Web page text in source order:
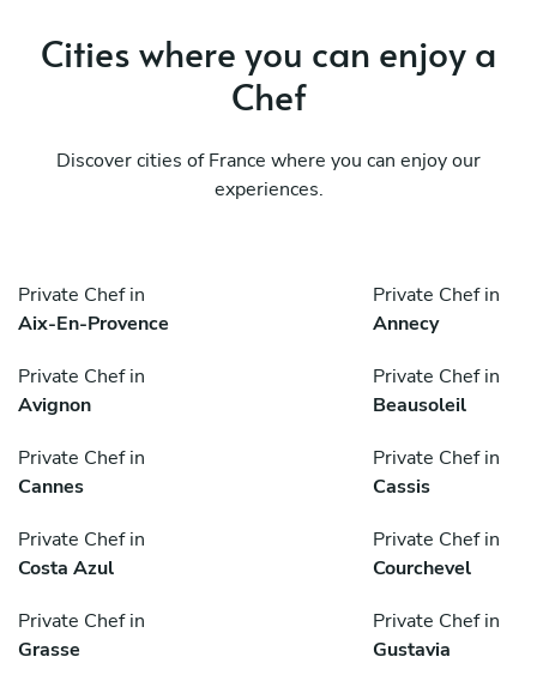
Cities where you can enjoy a
Chef
Discover cities of France where you can enjoy our
experiences.
Private Chef in
Aix-En-Provence
Private Chef in
Annecy
Private Chef in
Avignon
Private Chef in
Beausoleil
Private Chef in
Cannes
Private Chef in
Cassis
Private Chef in
Costa Azul
Private Chef in
Courchevel
Private Chef in
Grasse
Private Chef in
Gustavia